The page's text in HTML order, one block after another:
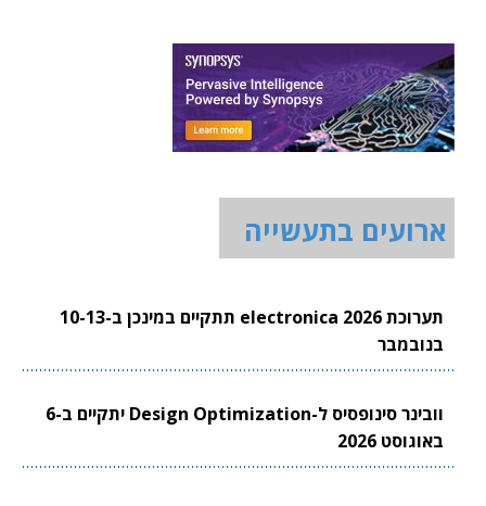
ארועים בתעשייה
תערוכת electronica 2026 תתקיים במינכן ב-10-13
בנובמבר
וובינר סינופסיס ל-Design Optimization יתקיים ב-6
באוגוסט 2026